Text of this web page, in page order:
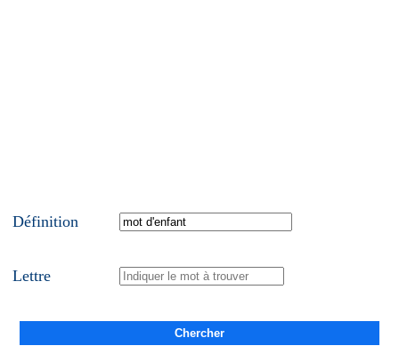
Définition
Lettre
Chercher